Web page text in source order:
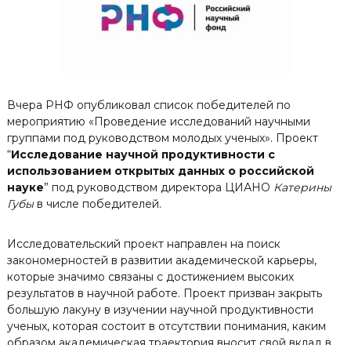
Вчера РНФ опубликовал список победителей по
мероприятию «Проведение исследований научными
группами под руководством молодых ученых». Проект
“Исследование научной продуктивности с
использованием открытых данных о российской
науке” под руководством директора ЦИАНО Катерины
Губыв числе победителей.
Исследовательский проект направлен на поиск
закономерностей в развитии академической карьеры,
которые значимо связаны с достижением высоких
результатов в научной работе. Проект призван закрыть
большую лакуну в изучении научной продуктивности
ученых, которая состоит в отсутствии понимания, каким